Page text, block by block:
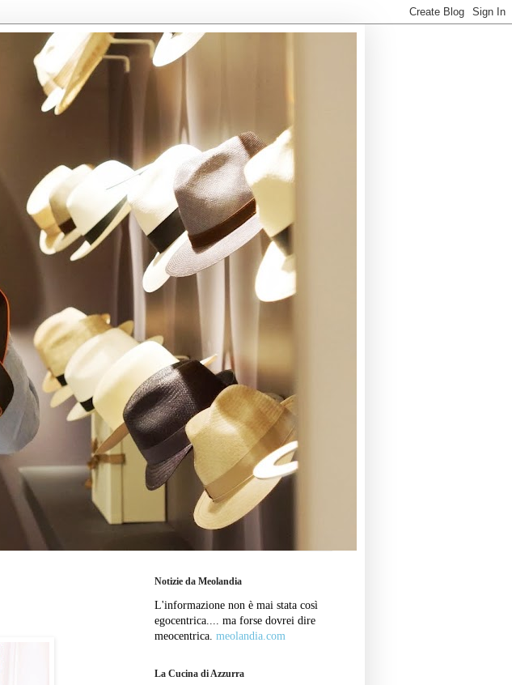
Notizie da Meolandia
L'informazione non è mai stata così
egocentrica.... ma forse dovrei dire
meocentrica. meolandia.com
La Cucina di Azzurra